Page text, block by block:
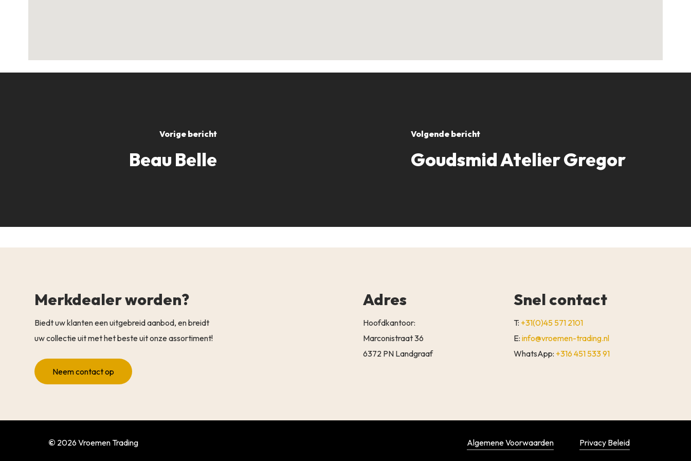
Vorige bericht
Beau Belle
Volgende bericht
Goudsmid Atelier Gregor
Merkdealer worden?
Biedt uw klanten een uitgebreid aanbod, en breidt
uw collectie uit met het beste uit onze assortiment!
Neem contact op
Adres
Hoofdkantoor:
Marconistraat 36
6372 PN Landgraaf
Snel contact
T: +31(0)45 571 2101
E:info@vroemen-trading.nl
WhatsApp: +316 451 533 91
© 2026Vroemen Trading Algemene Voorwaarden Privacy Beleid